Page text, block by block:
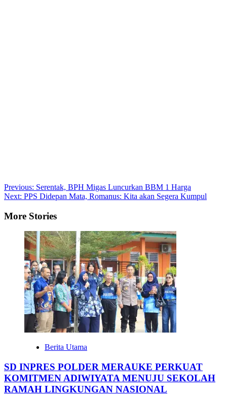
Post
navigation
Previous: Serentak, BPH Migas Luncurkan BBM 1 Harga
Next: PPS Didepan Mata, Romanus: Kita akan Segera Kumpul
More Stories
Berita Utama
SD INPRES POLDER MERAUKE PERKUAT
KOMITMEN ADIWIYATA MENUJU SEKOLAH
RAMAH LINGKUNGAN NASIONAL